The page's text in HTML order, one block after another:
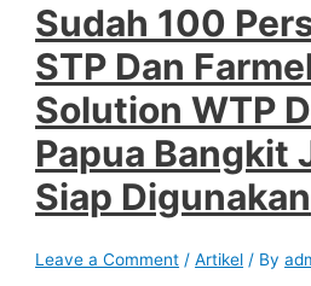
Sudah 100
STP Dan
Solution WTP
Papua Bangkit
Siap Digunakan
Leave a Comment /Artikel / By